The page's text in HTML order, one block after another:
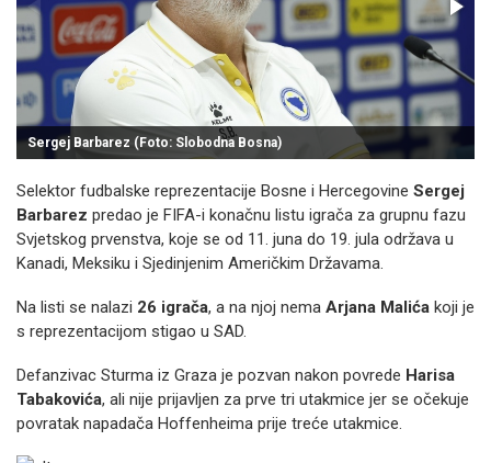
Sergej Barbarez (Foto: Slobodna Bosna)
Selektor fudbalske reprezentacije Bosne i Hercegovine Sergej
Barbarez predao je FIFA-i konačnu listu igrača za grupnu fazu
Svjetskog prvenstva, koje se od 11. juna do 19. jula održava u
Kanadi, Meksiku i Sjedinjenim Američkim Državama.
Na listi se nalazi 26 igrača, a na njoj nema Arjana Malića koji je
s reprezentacijom stigao u SAD.
Defanzivac Sturma iz Graza je pozvan nakon povrede Harisa
Tabakovića, ali nije prijavljen za prve tri utakmice jer se očekuje
povratak napadača Hoffenheima prije treće utakmice.